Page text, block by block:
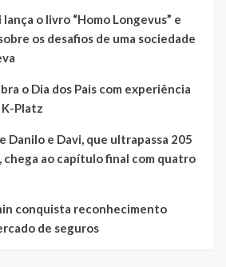
o livro “Homo Longevus” e
os desafios de uma sociedade
o Dia dos Pais com experiência
Platz
Danilo e Davi, que ultrapassa 205
chega ao capítulo final com quatro
conquista reconhecimento
de seguros